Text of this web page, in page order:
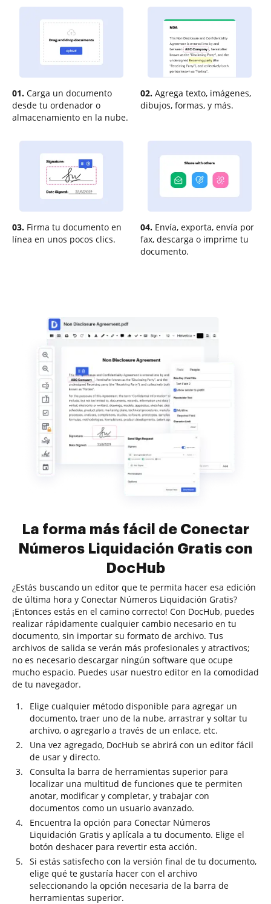
01. Carga un documento
desde tu ordenador o
almacenamiento en la nube.
02. Agrega texto, imágenes,
dibujos, formas, y más.
03. Firma tu documento en
línea en unos pocos clics.
04. Envía, exporta, envía por
fax, descarga o imprime tu
documento.
La forma más fácil de Conectar
Números Liquidación Gratis con
DocHub
¿Estás buscando un editor que te permita hacer esa edición
de última hora y Conectar Números Liquidación Gratis?
¡Entonces estás en el camino correcto! Con DocHub, puedes
realizar rápidamente cualquier cambio necesario en tu
documento, sin importar su formato de archivo. Tus
archivos de salida se verán más profesionales y atractivos;
no es necesario descargar ningún software que ocupe
mucho espacio. Puedes usar nuestro editor en la comodidad
de tu navegador.
Elige cualquier método disponible para agregar un
documento, traer uno de la nube, arrastrar y soltar tu
archivo, o agregarlo a través de un enlace, etc.
Una vez agregado, DocHub se abrirá con un editor fácil
de usar y directo.
Consulta la barra de herramientas superior para
localizar una multitud de funciones que te permiten
anotar, modificar y completar, y trabajar con
documentos como un usuario avanzado.
Encuentra la opción para Conectar Números
Liquidación Gratis y aplícala a tu documento. Elige el
botón deshacer para revertir esta acción.
Si estás satisfecho con la versión final de tu documento,
elige qué te gustaría hacer con el archivo
seleccionando la opción necesaria de la barra de
herramientas superior.